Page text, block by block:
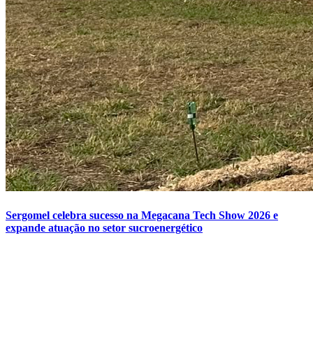
Sergomel celebra sucesso na Megacana Tech Show 2026 e
expande atuação no setor sucroenergético